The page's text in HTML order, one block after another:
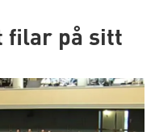
filar på sitt